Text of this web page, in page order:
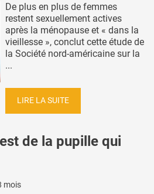
De plus en plus de femmes
restent sexuellement actives
après la ménopause et « dans la
vieillesse », conclut cette étude de
la Société nord-américaine sur la
...
LIRE LA SUITE
de la pupille qui
mois